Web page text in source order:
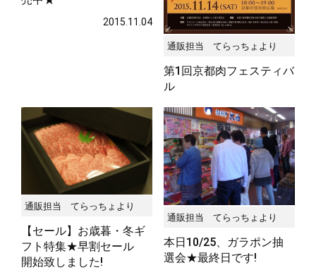
2015.11.04
通販担当 てらっちょより
第1回京都肉フェスティバ
ル
2015.10.27
通販担当 てらっちょより
【セール】お歳暮・冬ギ
フト特集★早割セール
開始致しました!
通販担当 てらっちょより
本日10/25、ガラポン抽
選会★最終日です!